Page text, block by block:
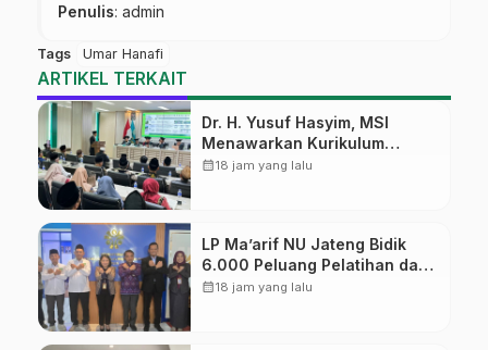
Penulis: admin
Tags Umar Hanafi
ARTIKEL TERKAIT
Dr. H. Yusuf Hasyim, MSI
Menawarkan Kurikulum
Diversifikasi, Harapan Baru
calendar_month18 jam yang lalu
LP Ma’arif NU Jateng Bidik
6.000 Peluang Pelatihan dan
Sertifikasi bagi Lulusan SMK
calendar_month18 jam yang lalu